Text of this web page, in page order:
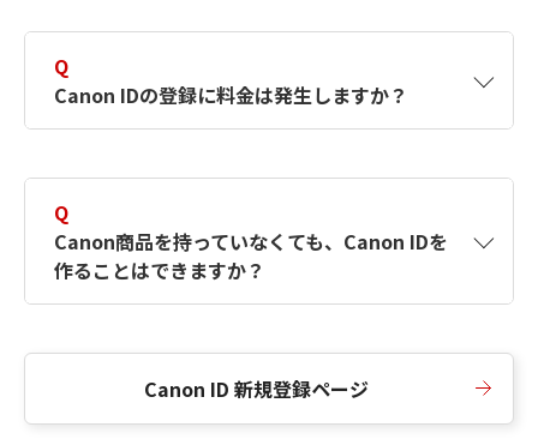
択したサービスから取得します。アカウントを
簡単に作成できるように、この情報を使用して
Canon IDの登録フォームを入力します。
Q
Canon IDの登録に料金は発生しますか？
Q
Canon商品を持っていなくても、Canon IDを
作ることはできますか？
Canon ID 新規登録ページ